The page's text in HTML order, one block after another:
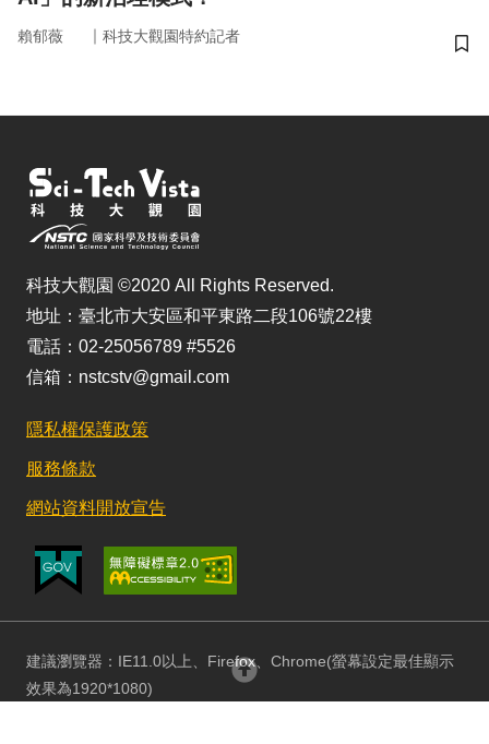
賴郁薇 ｜ 科技大觀園特約記者
儲
科技大觀園 ©2020 All Rights Reserved.
地址：臺北市大安區和平東路二段106號22樓
電話：02-25056789 #5526
信箱：nstcstv@gmail.com
隱私權保護政策
服務條款
網站資料開放宣告
建議瀏覽器：IE11.0以上、Firefox、Chrome(螢幕設定最佳顯示
效果為1920*1080)
回頂部